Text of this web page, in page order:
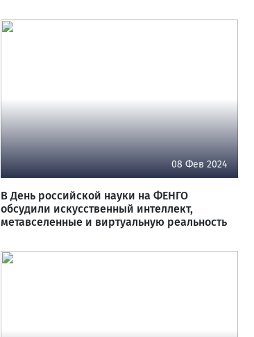
08 Фев 2024
В День российской науки на ФЕНГО
обсудили искусственный интеллект,
метавселенные и виртуальную реальность